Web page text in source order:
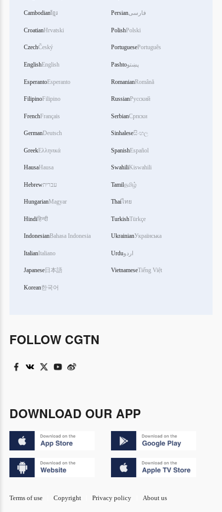
Cambodianខ្មែរ
CroatianHrvatski
CzechČeský
EnglishEnglish
EsperantoEsperanto
FilipinoFilipino
FrenchFrançais
GermanDeutsch
GreekΕλληνικά
HausaHausa
Hebrewעברית
HungarianMagyar
Hindiहिन्दी
IndonesianBahasa Indonesia
ItalianItaliano
Japanese日本語
Korean한국어
Persianفارسی
PolishPolski
PortuguesePortuguês
Pashtoپښتو
RomanianRomână
RussianРусский
SerbianСрпски
Sinhaleseසිංහල
SpanishEspañol
SwahiliKiswahili
Tamilதமிழ்
Thaiไทย
TurkishTürkçe
UkrainianУкраїнська
Urduاردو
VietnameseTiếng Việt
FOLLOW CGTN
DOWNLOAD OUR APP
Terms of use Copyright Privacy policy About us